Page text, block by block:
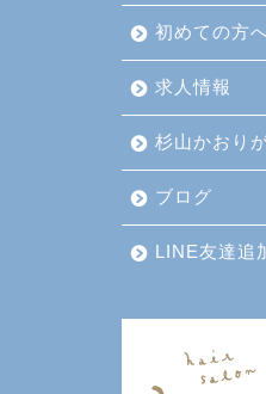
初めての方
求人情報
杉山かおり
ブログ
LINE友達追